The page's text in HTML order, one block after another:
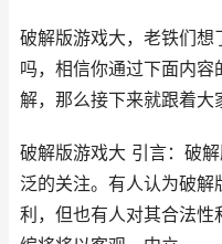
破解版游戏大，老铁们
吗，相信你通过下面内容
解，那么接下来就跟着大
破解版游戏大 引言：破
泛的关注。有人认为破
利，但也有人对其合法